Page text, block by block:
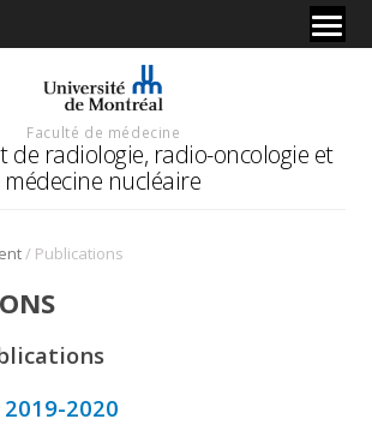
Faculté de médecine
de radiologie, radio-oncologie et
médecine nucléaire
/ Publications
2020